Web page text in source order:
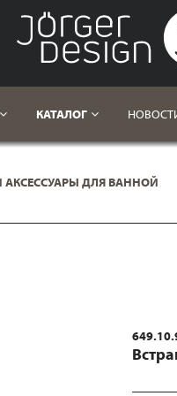
КАТАЛОГ
АКСЕССУАРЫ ДЛЯ ВАННОЙ